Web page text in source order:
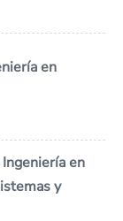
en
en
y